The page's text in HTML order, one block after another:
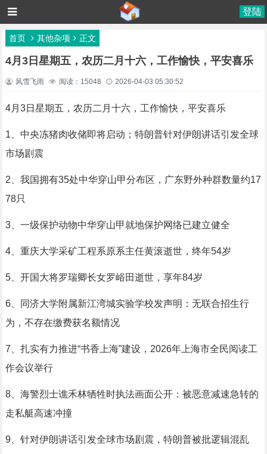
登陆
首页 其他杂项 正文
4月3日星期五，农历二月十六，工作愉快，平安喜乐
风雪飞雨 阅读：15048 2026-04-03 05:30:52
4月3日星期五，农历二月十六，工作愉快，平安喜乐
1、中央冻猪肉收储即将启动；特朗普针对伊朗讲话引发全球
市场剧震
2、我国拥有35处中华穿山甲分布区，广东野外种群数量约17
78只
3、一级保护动物中华穿山甲就地保护网络已建立健全
4、重庆大学采矿工程系原系主任黄滚逝世，终年54岁
5、开国大将罗瑞卿长女罗峪田逝世，享年84岁
6、同济大学附属新江湾城实验学校发声明：无联合招生行
为，不存在缴费获名额情况
7、扎实有力推进“书香上海”建设，2026年上海市全民阅读工
作会议举行
8、海警烈士谯禾林牺牲时执法画面公开：被恶意减速急转的
走私艇高速冲撞
9、针对伊朗讲话引发全球市场剧震，特朗普被批逻辑混乱